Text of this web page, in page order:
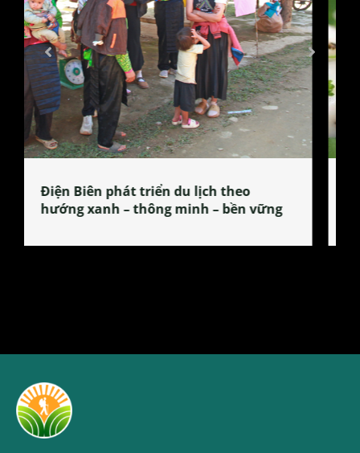
Làng làm bánh tẻ Phú Nhi – nơi lan
tỏa đặc sản xứ Đoài